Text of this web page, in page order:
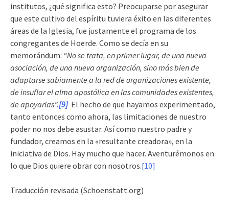
institutos, ¿qué significa esto? Preocuparse por asegurar
que este cultivo del espíritu tuviera éxito en las diferentes
áreas de la Iglesia, fue justamente el programa de los
congregantes de Hoerde. Como se decía en su
memorándum: “No se trata, en primer lugar, de una nueva
asociación, de una nueva organización, sino más bien de
adaptarse sabiamente a la red de organizaciones existente,
de insuflar el alma apostólica en las comunidades existentes,
de apoyarlas”.[9]El hecho de que hayamos experimentado,
tanto entonces como ahora, las limitaciones de nuestro
poder no nos debe asustar. Así como nuestro padre y
fundador, creamos en la «resultante creadora», en la
iniciativa de Dios. Hay mucho que hacer. Aventurémonos en
lo que Dios quiere obrar con nosotros.[10]
Traducción revisada (Schoenstatt.org)